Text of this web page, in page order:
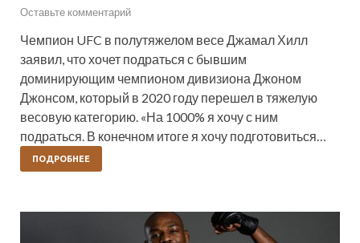
Оставьте комментарий
Чемпион UFC в полутяжелом весе Джамал Хилл
заявил, что хочет подраться с бывшим
доминирующим чемпионом дивизиона Джоном
Джонсом, который в 2020 году перешел в тяжелую
весовую категорию. «На 1000% я хочу с ним
подраться. В конечном итоге я хочу подготовиться…
ПОДРОБНЕЕ